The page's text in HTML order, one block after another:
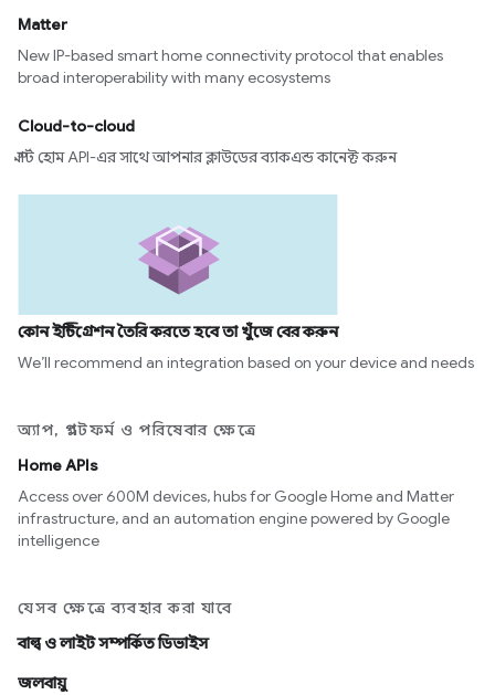
Matter
New IP-based smart home connectivity protocol that enables
broad interoperability with many ecosystems
Cloud-to-cloud
স্মার্ট হোম API-এর সাথে আপনার ক্লাউডের ব্যাকএন্ড কানেক্ট করুন
কোন ইন্টিগ্রেশন তৈরি করতে হবে তা খুঁজে বের করুন
We’ll recommend an integration based on your device and needs
অ্যাপ, প্ল্যাটফর্ম ও পরিষেবার ক্ষেত্রে
Home APIs
Access over 600M devices, hubs for Google Home and Matter
infrastructure, and an automation engine powered by Google
intelligence
যেসব ক্ষেত্রে ব্যবহার করা যাবে
বাল্ব ও লাইট সম্পর্কিত ডিভাইস
জলবায়ু